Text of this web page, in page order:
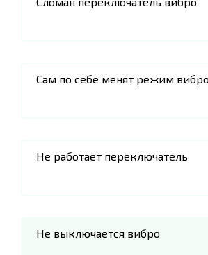
Сам по себе менят режим вибро
Не работает переключатель
Не выключается вибро